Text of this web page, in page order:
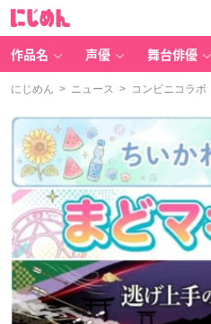
作品名 声優 舞台俳優
にじめん > ニュース > コンビニコラボ